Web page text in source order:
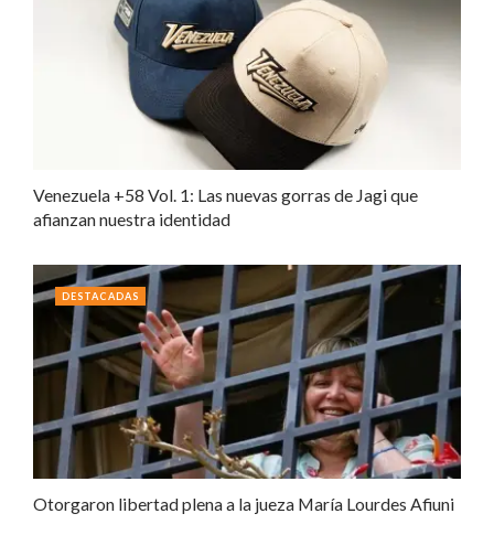
Venezuela +58 Vol. 1: Las nuevas gorras de Jagi que
afianzan nuestra identidad
Otorgaron libertad plena a la jueza María Lourdes Afiuni
DESTACADAS